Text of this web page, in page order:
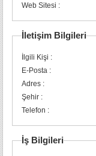
Web Sitesi :
İletişim Bilgileri
İlgili Kişi :
E-Posta :
Adres :
Şehir :
Telefon :
İş Bilgileri